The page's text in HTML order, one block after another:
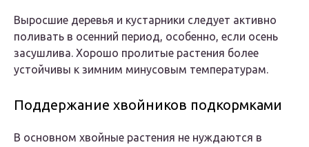
Выросшие деревья и кустарники следует активно
поливать в осенний период, особенно, если осень
засушлива. Хорошо пролитые растения более
устойчивы к зимним минусовым температурам.
Поддержание хвойников подкормками
В основном хвойные растения не нуждаются в